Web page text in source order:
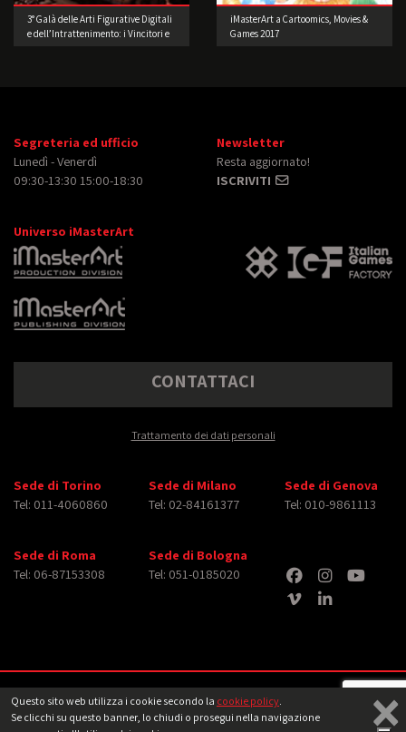
Questo sito web utilizza i cookie secondo la cookie policy.
Se clicchi su questo banner, lo chiudi o prosegui nella navigazione
×
3° Galà delle Arti Figurative Digitali
e dell’Intrattenimento: i Vincitori e
iMasterArt a Cartoomics, Movies &
Games 2017
Segreteria ed ufficio
Lunedì - Venerdì
09:30-13:30 15:00-18:30
Newsletter
Resta aggiornato!
ISCRIVITI
Universo iMasterArt
CONTATTACI
Trattamento dei dati personali
Sede di Torino
Tel: 011-4060860
Sede di Milano
Tel: 02-84161377
Sede di Genova
Tel: 010-9861113
Sede di Roma
Tel: 06-87153308
Sede di Bologna
Tel: 051-0185020
Copyright © 2026 iMasterArt S.r.l. ‐ All rights reserved. Tutti i diritti relativi ad
immagini e video pubblicati sono dei rispettiviaventi diritto Note legali